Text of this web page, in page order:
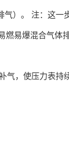
气）。 注：这一
易爆混合气体排
气，使压力表持